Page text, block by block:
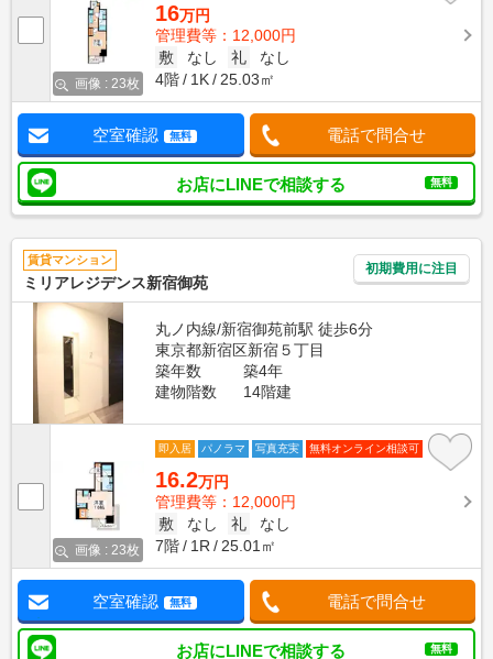
画像 : 23枚
16万円
管理費等：12,000円
敷
なし 礼
なし
4階
1K 25.03㎡
空室確認 無料 電話で問合せ
お店にLINEで相談する 無料
賃貸マンション
ミリアレジデンス新宿御苑
初期費用に注目
丸ノ内線/新宿御苑前駅 徒歩6分
東京都新宿区新宿５丁目
築年数
築4年
建物階数
14階建
画像 : 23枚
即入居 パノラマ 写真充実 無料オンライン相談可
16.2万円
管理費等：12,000円
敷
なし 礼
なし
7階
1R 25.01㎡
空室確認 無料 電話で問合せ
お店にLINEで相談する 無料